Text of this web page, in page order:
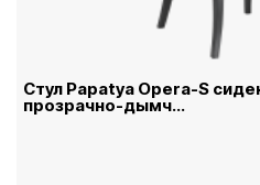
Стул Papatya Opera-S
прозрачно-дымч...